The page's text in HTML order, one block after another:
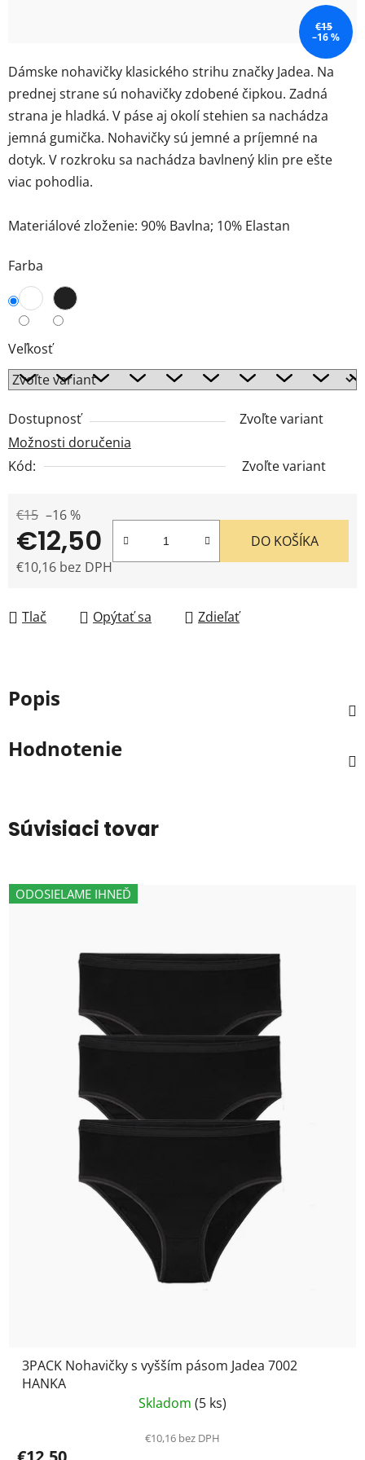
Dámske nohavičky klasického strihu značky Jadea. Na
prednej strane sú nohavičky zdobené čipkou. Zadná
strana je hladká. V páse aj okolí stehien sa nachádza
jemná gumička. Nohavičky sú jemné a príjemné na
dotyk. V rozkroku sa nachádza bavlnený klin pre ešte
viac pohodlia.
Materiálové zloženie: 90% Bavlna; 10% Elastan
Farba
Veľkosť
Dostupnosť
Zvoľte variant
Možnosti doručenia
Kód:
Zvoľte variant
€15 –16 %
€12,50
€10,16 bez DPH
DO KOŠÍKA
Tlač Opýtať sa Zdieľať
€15
–16 %
Popis
Hodnotenie
Súvisiaci tovar
ODOSIELAME IHNEĎ
3PACK Nohavičky s vyšším pásom Jadea 7002
HANKA
Skladom (5 ks)
€10,16 bez DPH